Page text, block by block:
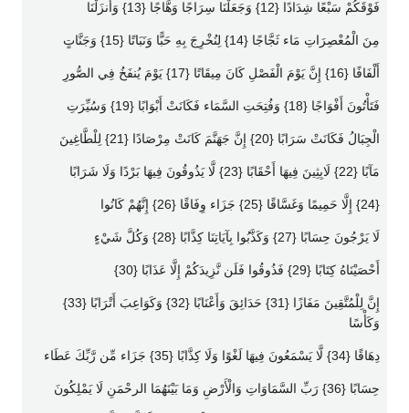
فَوْقَكُمْ سَبْعًا شِدَادًا {12} وَجَعَلْنَا سِرَاجًا وَهَّاجًا {13} وَأَنزَلْنَا
مِنَ الْمُعْصِرَاتِ مَاء ثَجَّاجًا {14} لِنُخْرِجَ بِهِ حَبًّا وَنَبَاتًا {15} وَجَنَّاتٍ
أَلْفَافًا {16} إِنَّ يَوْمَ الْفَصْلِ كَانَ مِيقَاتًا {17} يَوْمَ يُنفَخُ فِي الصُّورِ
فَتَأْتُونَ أَفْوَاجًا {18} وَفُتِحَتِ السَّمَاء فَكَانَتْ أَبْوَابًا {19} وَسُيِّرَتِ
الْجِبَالُ فَكَانَتْ سَرَابًا {20} إِنَّ جَهَنَّمَ كَانَتْ مِرْصَادًا {21} لِلْطَّاغِينَ
مَآبًا {22} لَابِثِينَ فِيهَا أَحْقَابًا {23} لَّا يَذُوقُونَ فِيهَا بَرْدًا وَلَا شَرَابًا
{24} إِلَّا حَمِيمًا وَغَسَّاقًا {25} جَزَاء وِفَاقًا {26} إِنَّهُمْ كَانُوا
لَا يَرْجُونَ حِسَابًا {27} وَكَذَّبُوا بِآيَاتِنَا كِذَّابًا {28} وَكُلَّ شَيْءٍ
أَحْصَيْنَاهُ كِتَابًا {29} فَذُوقُوا فَلَن نَّزِيدَكُمْ إِلَّا عَذَابًا {30}
إِنَّ لِلْمُتَّقِينَ مَفَازًا {31} حَدَائِقَ وَأَعْنَابًا {32} وَكَوَاعِبَ أَتْرَابًا {33}
وَكَأْسًا
دِهَاقًا {34} لَّا يَسْمَعُونَ فِيهَا لَغْوًا وَلَا كِذَّابًا {35} جَزَاء مِّن رَّبِّكَ عَطَاء
حِسَابًا {36} رَبِّ السَّمَاوَاتِ وَالْأَرْضِ وَمَا بَيْنَهُمَا الرحْمَنِ لَا يَمْلِكُونَ